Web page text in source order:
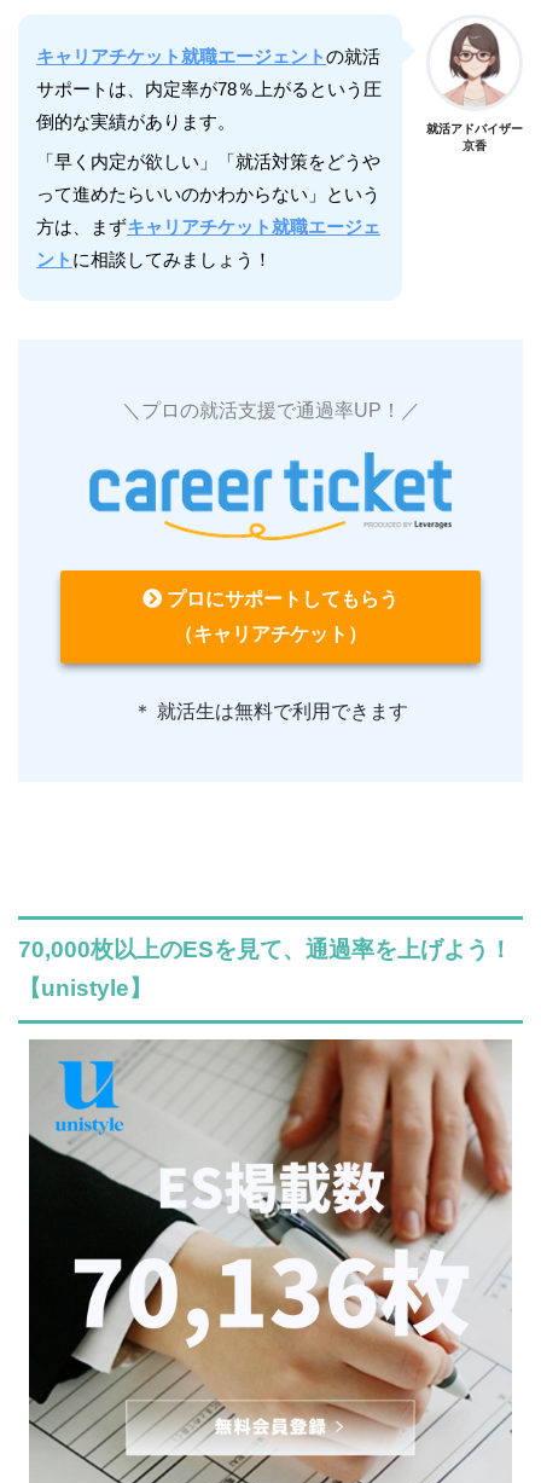
キャリアチケット就職エージェントの就活
サポートは、内定率が78％上がるという圧
倒的な実績があります。
「早く内定が欲しい」「就活対策をどうや
って進めたらいいのかわからない」という
方は、まずキャリアチケット就職エージェ
ント に相談してみましょう！
就活アドバイザー
京香
＼プロの就活支援で通過率UP！／
プロにサポートしてもらう
（キャリアチケット）
＊ 就活生は無料で利用できます
70,000枚以上のESを見て、通過率を上げよう！
【unistyle】